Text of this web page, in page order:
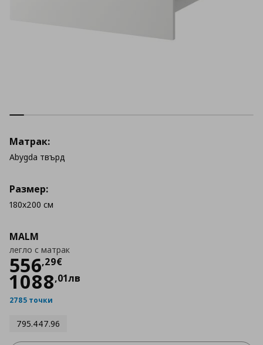
MALM
легло с матрак
556,29€
Цена
1088,01лв
2785 точки
795.447.96
Матрак:
Abygda твърд
Размер:
180x200 см